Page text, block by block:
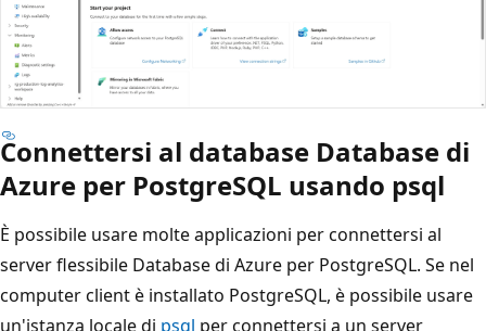
Connettersi al database Database di
Azure per PostgreSQL usando psql
È possibile usare molte applicazioni per connettersi al
server flessibile Database di Azure per PostgreSQL. Se nel
computer client è installato PostgreSQL, è possibile usare
un'istanza locale di psql per connettersi a un server